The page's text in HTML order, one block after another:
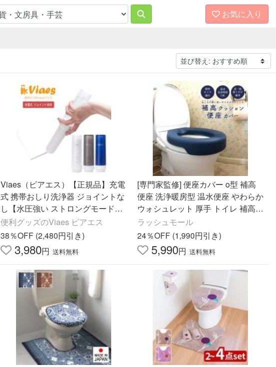
お気に入り
Viaes（ビアエス）【正規品】充電
式 携帯おしり洗浄器 ジョイントな
し【水圧強い ストロングモード搭
載】 簡易 シャワー ウォッシュ ト
イレ ハンディ ポータブル
便利グッズのViaes ビアエス
38％OFF (2,480円引き)
3,980円 送料無料
[専門家監修] 便座カバー o型 補高
便座 洗浄暖房型 温水便座 やわらか
ウォシュレット 厚手 トイレ 補高ク
ッション 膝 腰痛 脱着 簡単 簡易 介
護 TOTO LIXIL
ラッシュモール
24％OFF (1,990円引き)
5,990円 送料無料